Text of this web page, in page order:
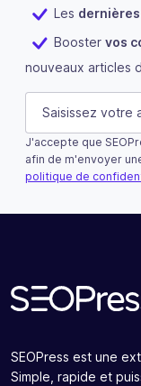
Les
Booster vos
nouveaux articles
Company
Ce champ n’est
E-mail
J'accepte que
afin de m'envoyer
politique de
SEOPress est une
Simple, rapide et